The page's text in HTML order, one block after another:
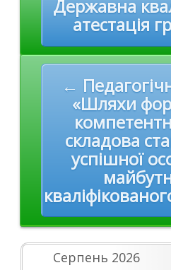
navigation
Державна
атестація
←
«Шляхи
складова
успішної
Серпень 2026